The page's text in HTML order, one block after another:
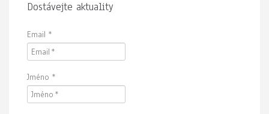
Dostávejte aktuality
Email *
Jméno *